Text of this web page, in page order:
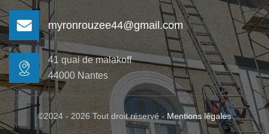
myronrouzee44@gmail.com
41 quai de malakoff
44000 Nantes
©2024 - 2026 Tout droit réservé - Mentions légales